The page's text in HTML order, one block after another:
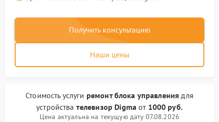
Получить консультацию
Наши цены
Стоимость услуги ремонт блока управления для
устройства телевизор Digmaот 1000 руб.
Цена актуальна на текущую дату 07.08.2026